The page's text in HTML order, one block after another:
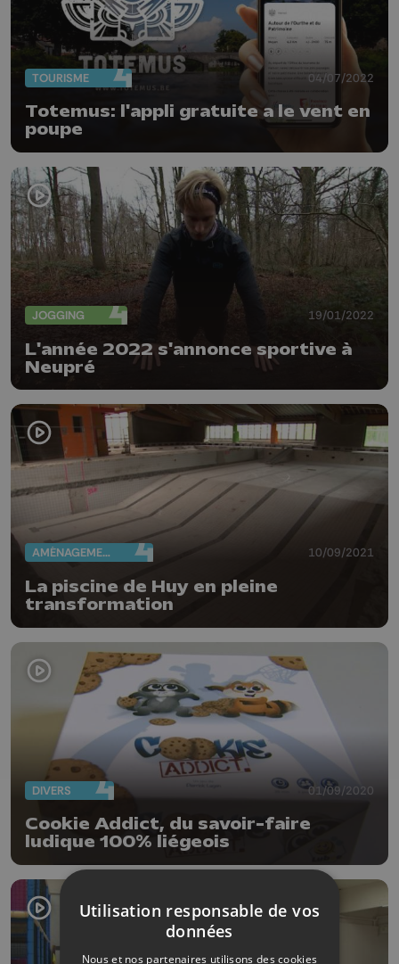
TOURISME 04/07/2022
Totemus: l'appli gratuite a le vent en
poupe
JOGGING 19/01/2022
L'année 2022 s'annonce sportive à
Neupré
AMÉNAGEMENT DU TERRITOIRE 10/09/2021
La piscine de Huy en pleine
transformation
DIVERS 01/09/2020
Cookie Addict, du savoir-faire
ludique 100% liégeois
Utilisation responsable de vos
données
Nous et nos partenaires utilisons des cookies